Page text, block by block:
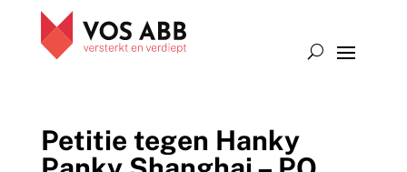
Petitie tegen Hanky